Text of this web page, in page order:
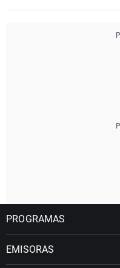
PROGRAMAS
EMISORAS